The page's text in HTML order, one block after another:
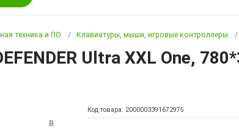
техника и ПО Клавиатуры, мыши, игровые контроллеры
Ultra XXL One,
Код товара: 2000003391672975